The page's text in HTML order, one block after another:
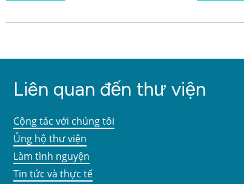
Liên quan đến thư viện
Cộng tác với chúng tôi
Ủng hộ thư viện
Làm tình nguyện
Tin tức và thực tế